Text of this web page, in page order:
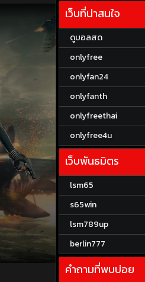
เว็บที่น่าสนใจ
ดูบอลสด
onlyfree
onlyfan24
onlyfanth
onlyfreethai
onlyfree4u
เว็บพันธมิตร
lsm65
s65win
lsm789up
berlin777
คำถามที่พบบ่อย